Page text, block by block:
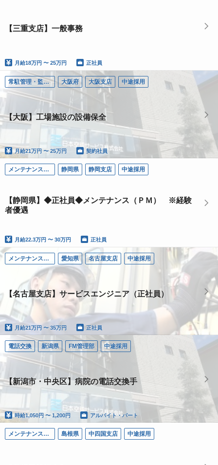
【三重支店】一般事務
月給18万円 〜 25万円 正社員
常駐管理・監視（ＦＭ） 大阪府 大阪支店 中途採用
【大阪】工場施設の設備保全
月給21万円 〜 25万円 契約社員
メンテナンス（ＰＭ） 静岡県 静岡支店 中途採用
【静岡県】◆正社員◆メンテナンス（ＰＭ） ※経験
者優遇
月給22.3万円 〜 30万円 正社員
メンテナンス（ＰＭ） 愛知県 名古屋支店 中途採用
【名古屋支店】サービスエンジニア（正社員）
月給21万円 〜 35万円 正社員
電話交換 新潟県 FM管理部 中途採用
【新潟市・中央区】病院の電話交換手
時給1,050円 〜 1,200円 アルバイト・パート
メンテナンス（ＰＭ） 島根県 中四国支店 中途採用